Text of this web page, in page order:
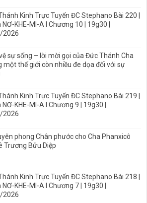
Kinh Trực Tuyến ĐC Stephano Bài 220 |
NƠ-KHE-MI-A I Chương 10 | 19g30 |
2026
sự sống – lời mời gọi của Đức Thánh Cha
một thế giới còn nhiều đe dọa đối với sự
Kinh Trực Tuyến ĐC Stephano Bài 219 |
NƠ-KHE-MI-A I Chương 9 | 19g30 |
2026
phong Chân phước cho Cha Phanxicô
Trương Bửu Diệp
Kinh Trực Tuyến ĐC Stephano Bài 218 |
NƠ-KHE-MI-A I Chương 7 | 19g30 |
2026